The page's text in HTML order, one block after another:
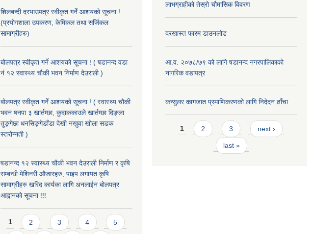
शिलबन्दी दरभाउपत्र स्वीकृत गर्ने आशयको सूचना !
(प्रयोगशाला उपकरण, केमिकल तथा सर्जिकल
सामाग्रीहरु)
बोलपत्र स्वीकृत गर्ने आशयको सूचना ! ( षडानन्द वडा
नं १२ स्वास्थ्य चौकी भवन निर्माण देउराली )
बोलपत्र स्वीकृत गर्ने आशयको सूचना ! ( स्वास्थ्य चौकी
भवन षनपा ३ खार्तम्छा, कुदाककाउले खार्तम्छा दिङ्ला
तुङ्गेछा धनसिङ्गेडाँडा देखी नखुवा खोला सडक
स्तरोन्नती )
षडानन्द १२ स्वास्थ्य चौकी भवन देउराली निर्माण र कृषि
सम्बन्धी मेशिनरी औजारहरु, पाइप लगायत कृषि
सामाग्रीहरु खरिद कार्यका लागि अनलाईन बोलपत्र
आह्वानको सूचना !!!
Pages
1 2 3 4 5
लाभग्राहीको तेस्रो चौमासिक विवरण
दरखास्त फारम डाउनलोड
आ.व. २०७८/७९ को लागि षडानन्द नगरपालिकाको
नागरिक वडापत्र
कन्सुलर कागजात प्रमाणिकरणको लागि निदेदन ढाँचा
Pages
1 2 3 next ›
last »